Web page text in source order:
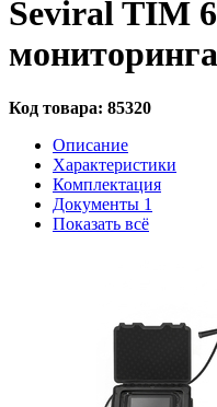
Seviral TIM
мониторинга
Код товара: 85320
Описание
Характеристики
Комплектация
Документы 1
Показать всё